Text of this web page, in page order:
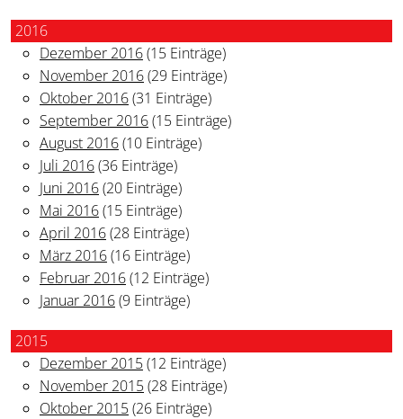
2016
Dezember 2016(15 Einträge)
November 2016(29 Einträge)
Oktober 2016(31 Einträge)
September 2016(15 Einträge)
August 2016(10 Einträge)
Juli 2016(36 Einträge)
Juni 2016(20 Einträge)
Mai 2016(15 Einträge)
April 2016(28 Einträge)
März 2016(16 Einträge)
Februar 2016(12 Einträge)
Januar 2016(9 Einträge)
2015
Dezember 2015(12 Einträge)
November 2015(28 Einträge)
Oktober 2015(26 Einträge)